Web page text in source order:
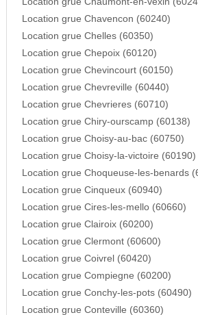
Location grue Chavencon (60240)
Location grue Chelles (60350)
Location grue Chepoix (60120)
Location grue Chevincourt (60150)
Location grue Chevreville (60440)
Location grue Chevrieres (60710)
Location grue Chiry-ourscamp (60138)
Location grue Choisy-au-bac (60750)
Location grue Choisy-la-victoire (60190)
Location grue Choqueuse-les-benards
Location grue Cinqueux (60940)
Location grue Cires-les-mello (60660)
Location grue Clairoix (60200)
Location grue Clermont (60600)
Location grue Coivrel (60420)
Location grue Compiegne (60200)
Location grue Conchy-les-pots (60490)
Location grue Conteville (60360)